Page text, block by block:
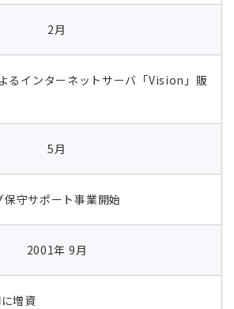
2月
るインターネットサーバ「Vision」販
5月
守サポート事業開始
2001年 9月
増資